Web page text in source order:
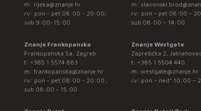
m: rijeka@znanje.hr
rv: pon - pet 08:00 - 20:00;
sub 9:00-15:00
m:
rv: pon - pet 08:00 -
sub 08:00 – 14:00
Znanje Frankopanska
Frankopanska 5a, Zagreb
t: +385 1 5574 883
m: frankopanska@znanje.hr
rv: pon - pet 08:00 - 20:00 ;
sub 08:00 - 15:00
Znanje Westgate
Zaprešićka 2,
t: +385 1 5504 440
m: westgate@znanje.hr
rv: pon – ned* 10:00 –